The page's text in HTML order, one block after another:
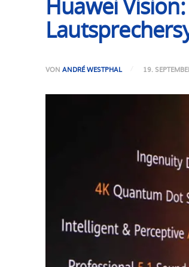
Huawei
VON ANDRÉ WESTPHAL 19.